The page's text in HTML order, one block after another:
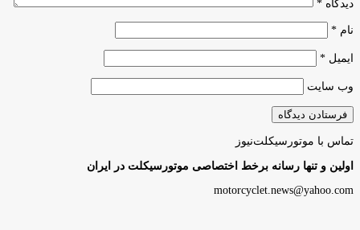
دیدگاه *
نام *
ایمیل *
وب‌ سایت
تماس با موتورسیکلت‌نیوز
اولین و تنها رسانه برخط اختصاصی موتورسیکلت در ایران
motorcyclet.news@yahoo.com